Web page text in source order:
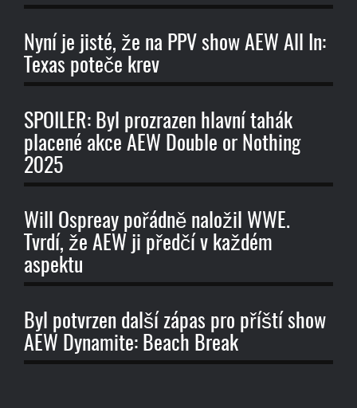
Nyní je jisté, že na PPV show AEW All In:
Texas poteče krev
SPOILER: Byl prozrazen hlavní tahák
placené akce AEW Double or Nothing
2025
Will Ospreay pořádně naložil WWE.
Tvrdí, že AEW ji předčí v každém
aspektu
Byl potvrzen další zápas pro příští show
AEW Dynamite: Beach Break